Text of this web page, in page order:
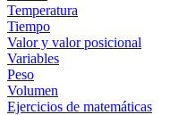
Temperatura
Tiempo
Valor y valor posicional
Variables
Peso
Volumen
Ejercicios de matemáticas